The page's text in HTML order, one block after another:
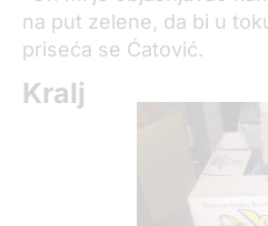
na put zelene, da bi u
priseća se Ćatović.
Kralj